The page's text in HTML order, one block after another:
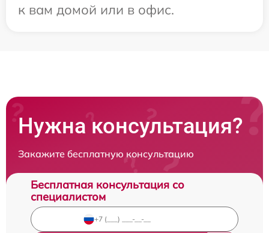
к вам домой или в офис.
Нужна консультация?
Закажите бесплатную консультацию
Бесплатная консультация со
специалистом